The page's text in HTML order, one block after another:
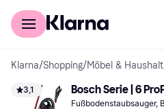
Für Shopper
Klarna/Shopping/Möbel & Haushalt
3,1 Bosch Serie | 6
Fußbodenstaubsauger,